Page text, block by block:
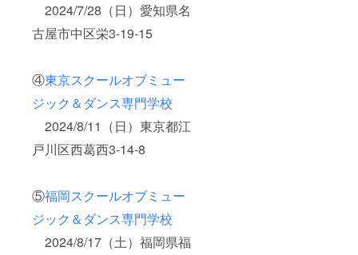
2024/7/28（日）愛知県名
古屋市中区栄3-19-15
④東京スクールオブミュー
ジック＆ダンス専門学校
2024/8/11（日）東京都江
戸川区西葛西3-14-8
⑤福岡スクールオブミュー
ジック＆ダンス専門学校
2024/8/17（土）福岡県福